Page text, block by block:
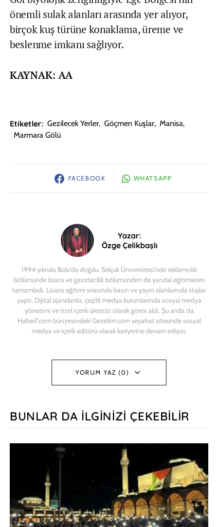
önemli sulak alanları arasında yer alıyor,
birçok kuş türüne konaklama, üreme ve
beslenme imkanı sağlıyor.
KAYNAK: AA
Etiketler: Gezilecek Yerler, Göçmen Kuşlar, Manisa,
Marmara Gölü
FACEBOOK WHATSAPP
Yazar:
Özge Çelikbaşlı
1994 yılında Bolu'da doğdu. Selçuk Üniversitesi'nde reklamcılık
bölümünde lisans ve gazetecilik bölümünden de yandal eğitimlerini
tamamladı. Lisans eğitimi sırasında basın ve yayın alanlarında stajlar
yaptı. Dijital ajanslarda, çeşitli medya kurumlarında sosyal medya
yönetimi ve özel içerik üreticisi olarak görev aldı. Şu anda da
Haber7.com bünyesindeki Gezelim.com seyahat sitesinde sosyal
medya ve içerik editörü olarak kariyerine devam ediyor.
YORUM YAZ (0)
BUNLAR DA İLGINIZI ÇEKEBILIR